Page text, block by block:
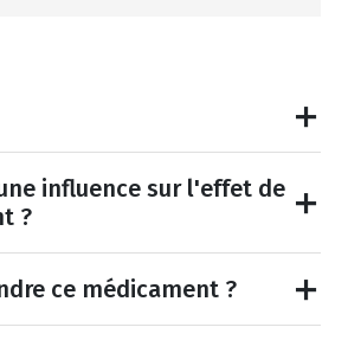
influence sur l'effet de
?
ce médicament ?